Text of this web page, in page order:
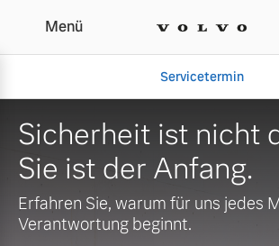
Menü
Servicetermin
Sicherheit ist nicht
Sie ist der Anfang.
Erfahren Sie, warum für uns jedes
Verantwortung beginnt.